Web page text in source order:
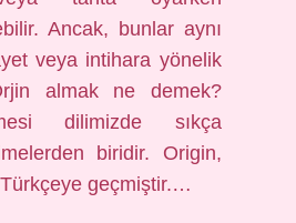
Ancak, bunlar aynı
veya intihara yönelik
almak ne demek?
dilimizde sıkça
biridir. Origin,
geçmiştir.…